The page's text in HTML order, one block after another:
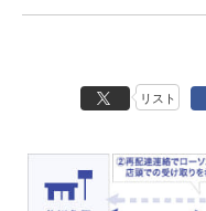
リスト